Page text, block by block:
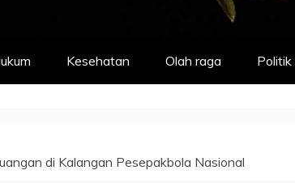
Kesehatan Olah raga Politik
di Kalangan Pesepakbola Nasional